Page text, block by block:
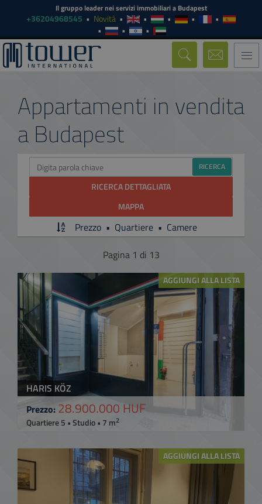
Il gruppo leader nei servizi immobiliari a Budapest
+36204968545 Novità
Appartamenti in vendita
a Budapest
Ricerca
immobili
RICERCA
RICERCA DETTAGLIATA
MAPPA
Prezzo• Quartiere• Camere
Pagina 1 di 13
AGGIUNGI ALLA LISTA
HARIS KÖZ
Prezzo: 28.900.000 HUF
Quartiere 5 • Studio • 7 m2
AGGIUNGI ALLA LISTA